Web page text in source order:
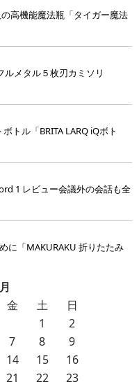
高機能魔法瓶「タイガー魔法
ルメタル５枚刃カミソリ
トル「BRITA LARQ iQボト
1 レビュー会議外の会話も全
に「MAKURAKU 折りたたみ
金 土 日
1
2
7 8
9
14 15
16
21 22
23